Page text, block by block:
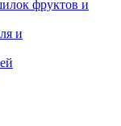
фруктов и
и